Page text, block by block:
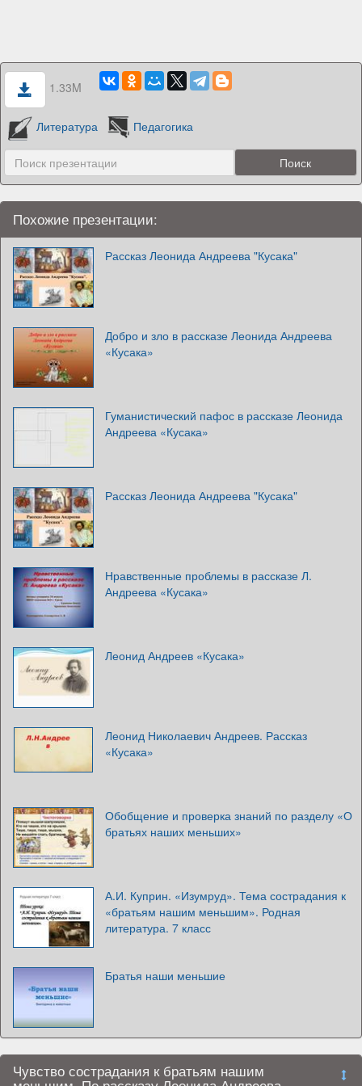
1.33M
Литература Педагогика
Похожие презентации:
Рассказ Леонида Андреева "Кусака"
Добро и зло в рассказе Леонида Андреева
«Кусака»
Гуманистический пафос в рассказе Леонида
Андреева «Кусака»
Рассказ Леонида Андреева "Кусака"
Нравственные проблемы в рассказе Л.
Андреева «Кусака»
Леонид Андреев «Кусака»
Леонид Николаевич Андреев. Рассказ
«Кусака»
Обобщение и проверка знаний по разделу «О
братьях наших меньших»
А.И. Куприн. «Изумруд». Тема сострадания к
«братьям нашим меньшим». Родная
литература. 7 класс
Братья наши меньшие
Чувство сострадания к братьям нашим